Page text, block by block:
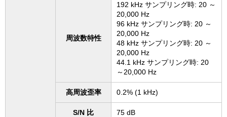
周波数特性
192 kHz サンプリング時: 20 ～
20,000 Hz
96 kHz サンプリング時: 20 ～
20,000 Hz
48 kHz サンプリング時: 20 ～
20,000 Hz
44.1 kHz サンプリング時: 20
～20,000 Hz
高周波歪率 0.2% (1 kHz)
S/N 比 75 dB